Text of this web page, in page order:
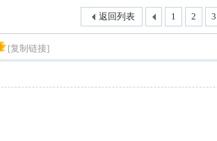
1 2 3
返回列表
[复制链接]